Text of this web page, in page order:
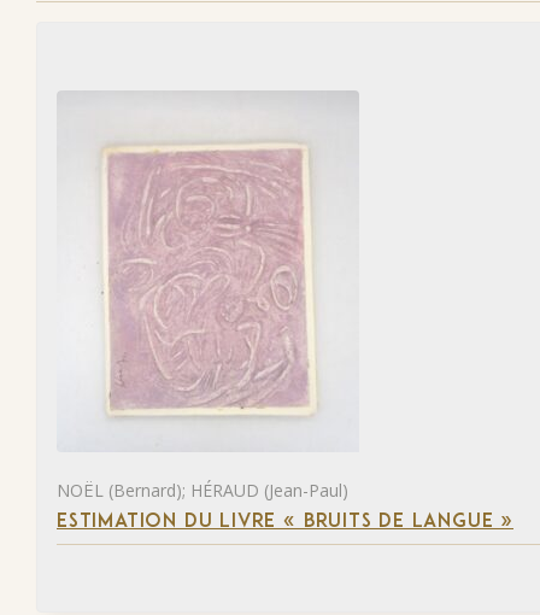
NOËL (Bernard); HÉRAUD (Jean-Paul)
ESTIMATION DU LIVRE « BRUITS DE LANGUE »